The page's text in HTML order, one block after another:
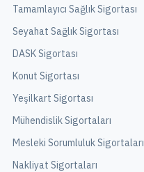
Tamamlayıcı Sağlık Sigortası
Seyahat Sağlık Sigortası
DASK Sigortası
Konut Sigortası
Yeşilkart Sigortası
Mühendislik Sigortaları
Mesleki Sorumluluk Sigortaları
Nakliyat Sigortaları